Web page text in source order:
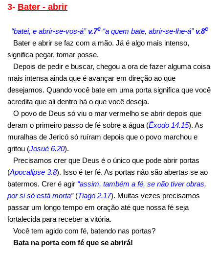
3- Bater - abrir
“batei, e abrir-se-vos-á” v.7c“a quem bate, abrir-se-lhe-á”v.8c
Bater e abrir se faz com a mão. Já é algo mais intenso,
significa pegar, tomar posse.
Depois de pedir e buscar, chegou a ora de fazer alguma coisa
mais intensa ainda que é avançar em direção ao que
desejamos. Quando você bate em uma porta significa que você
acredita que ali dentro há o que você deseja.
O povo de Deus só viu o mar vermelho se abrir depois que
deram o primeiro passo de fé sobre a água (Êxodo 14.15). As
muralhas de Jericó só ruíram depois que o povo marchou e
gritou (Josué 6.20).
Precisamos crer que Deus é o único que pode abrir portas
(Apocalipse 3.8). Isso é ter fé. As portas não são abertas se ao
batermos. Crer é agir “assim, também a fé, se não tiver obras,
por si só está morta” (Tiago 2.17). Muitas vezes precisamos
passar um longo tempo em oração até que nossa fé seja
fortalecida para receber a vitória.
Você tem agido com fé, batendo nas portas?
Bata na porta com fé que se abrirá!